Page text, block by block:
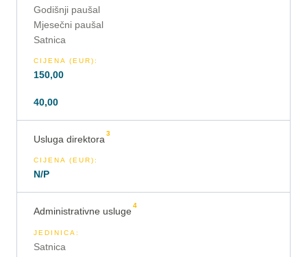
Godišnji paušal
Mjesečni paušal
Satnica
CIJENA (EUR):
150,00
40,00
Usluga direktora
3
CIJENA (EUR):
N/P
Administrativne usluge
4
JEDINICA :
Satnica